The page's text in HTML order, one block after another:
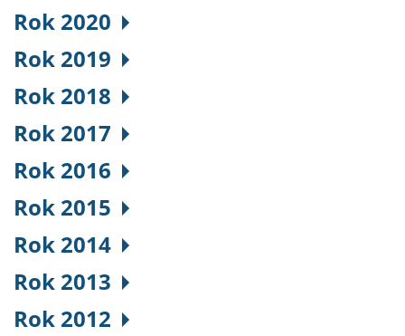
Rok 2020
Rok 2019
Rok 2018
Rok 2017
Rok 2016
Rok 2015
Rok 2014
Rok 2013
Rok 2012